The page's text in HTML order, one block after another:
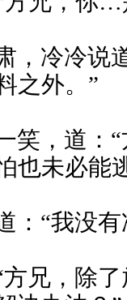
，冷冷说
之外。”
笑，道：
也未必能
：“我没有
兄，除